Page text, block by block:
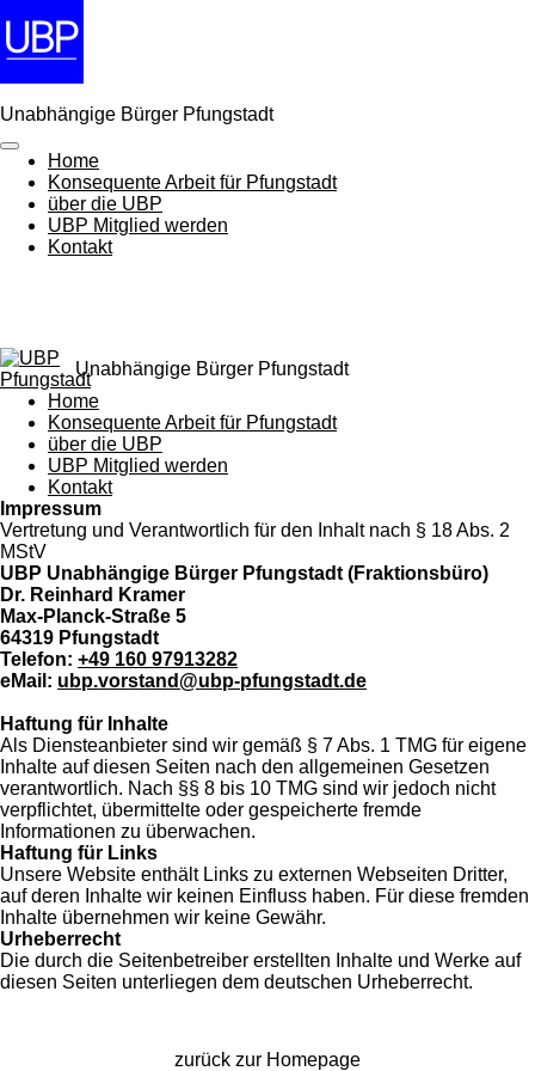
Zum
Hauptinhalt
springen
Unabhängige Bürger Pfungstadt
Home
Konsequente Arbeit für Pfungstadt
über die UBP
UBP Mitglied werden
Kontakt
Unabhängige Bürger Pfungstadt
Home
Konsequente Arbeit für Pfungstadt
über die UBP
UBP Mitglied werden
Kontakt
Impressum
Vertretung und Verantwortlich für den Inhalt nach § 18 Abs. 2
MStV
UBP Unabhängige Bürger Pfungstadt (Fraktionsbüro)
Dr. Reinhard Kramer
Max-Planck-Straße 5
64319 Pfungstadt
Telefon: +49 160 97913282
eMail: ubp.vorstand@ubp-pfungstadt.de
Haftung für Inhalte
Als Diensteanbieter sind wir gemäß § 7 Abs. 1 TMG für eigene
Inhalte auf diesen Seiten nach den allgemeinen Gesetzen
verantwortlich. Nach §§ 8 bis 10 TMG sind wir jedoch nicht
verpflichtet, übermittelte oder gespeicherte fremde
Informationen zu überwachen.
Haftung für Links
Unsere Website enthält Links zu externen Webseiten Dritter,
auf deren Inhalte wir keinen Einfluss haben. Für diese fremden
Inhalte übernehmen wir keine Gewähr.
Urheberrecht
Die durch die Seitenbetreiber erstellten Inhalte und Werke auf
diesen Seiten unterliegen dem deutschen Urheberrecht.
zurück zur Homepage